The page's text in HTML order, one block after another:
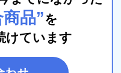
品”を
けています